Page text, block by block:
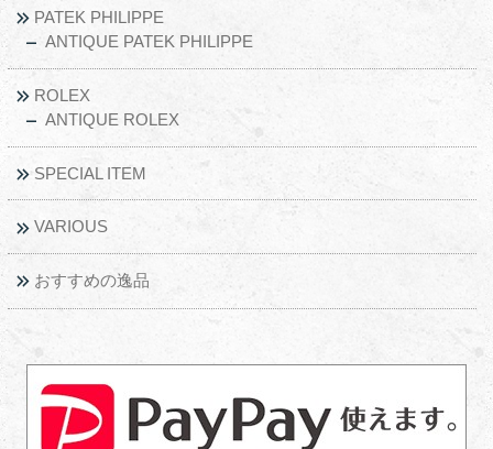
PATEK PHILIPPE
ANTIQUE PATEK PHILIPPE
ROLEX
ANTIQUE ROLEX
SPECIAL ITEM
VARIOUS
おすすめの逸品